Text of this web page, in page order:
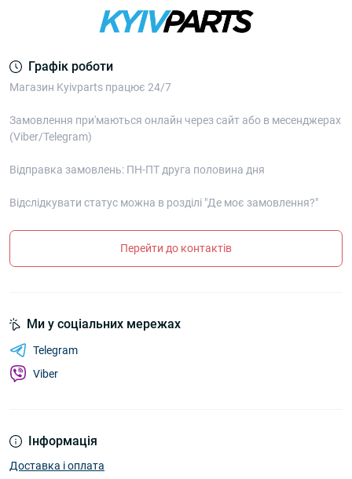
Графік роботи
Магазин Kyivparts працює 24/7
Замовлення при'маються онлайн через сайт або в месенджерах
(Viber/Telegram)
Відправка замовлень: ПН-ПТ друга половина дня
Відслідкувати статус можна в розділі "Де моє замовлення?"
Перейти до контактів
Інформація
Доставка і оплата
Ми у соціальних мережах
Telegram
Viber